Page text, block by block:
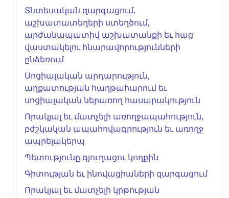
Տնտեսական զարգացում,
աշխատատեղերի ստեղծում,
արժանապատիվ աշխատանքի եւ հաց
վաստակելու հնարավորությունների
ընձեռում
Սոցիալական արդարություն,
աղքատության հաղթահարում եւ
սոցիալական ներառող հասարակություն
Որակյալ եւ մատչելի առողջապահություն,
բժշկական ապահովագրություն եւ առողջ
ապրելակերպ
Պետությունը գյուղացու կողքին
Գիտության եւ ինովացիաների զարգացում
Որակյալ եւ մատչելի կրթության